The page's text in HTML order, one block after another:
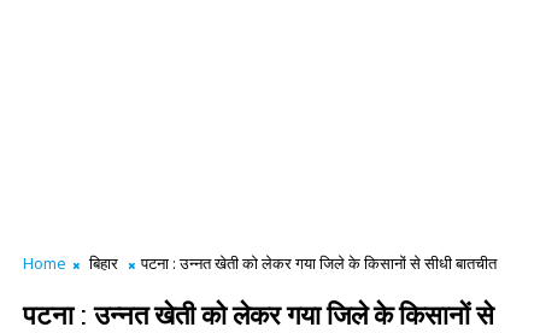
Home बिहार पटना : उन्नत खेती को लेकर गया जिले के किसानों से सीधी बातचीत
पटना : उन्नत खेती को लेकर गया जिले के किसानों से